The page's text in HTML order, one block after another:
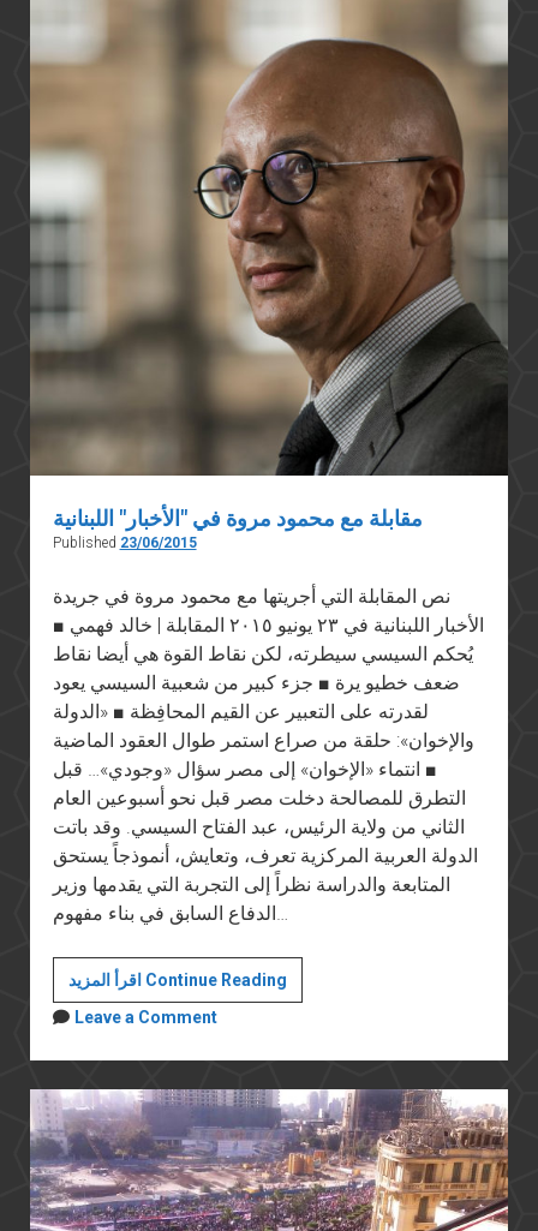
من
مقابلة مع محمود مروة في "الأخبار" اللبنانية
Published 23/06/2015
نص المقابلة التي أجريتها مع محمود مروة في جريدة
الأخبار اللبنانية في ٢٣ يونيو ٢٠١٥ المقابلة | خالد فهمي ■
يُحكم السيسي سيطرته، لكن نقاط القوة هي أيضا نقاط
ضعف خطيو يرة ■ جزء كبير من شعبية السيسي يعود
لقدرته على التعبير عن القيم المحافِظة ■ «الدولة
والإخوان»: حلقة من صراع استمر طوال العقود الماضية
■ انتماء «الإخوان» إلى مصر سؤال «وجودي»… قبل
التطرق للمصالحة دخلت مصر قبل نحو أسبوعين العام
الثاني من ولاية الرئيس، عبد الفتاح السيسي. وقد باتت
الدولة العربية المركزية تعرف، وتعايش، أنموذجاً يستحق
المتابعة والدراسة نظراً إلى التجربة التي يقدمها وزير
الدفاع السابق في بناء مفهوم…
اقرأ المزيد Continue Readingمقابلة
مع
مروة
في
"الأخبار"
اللبنانية
Leave a Comment